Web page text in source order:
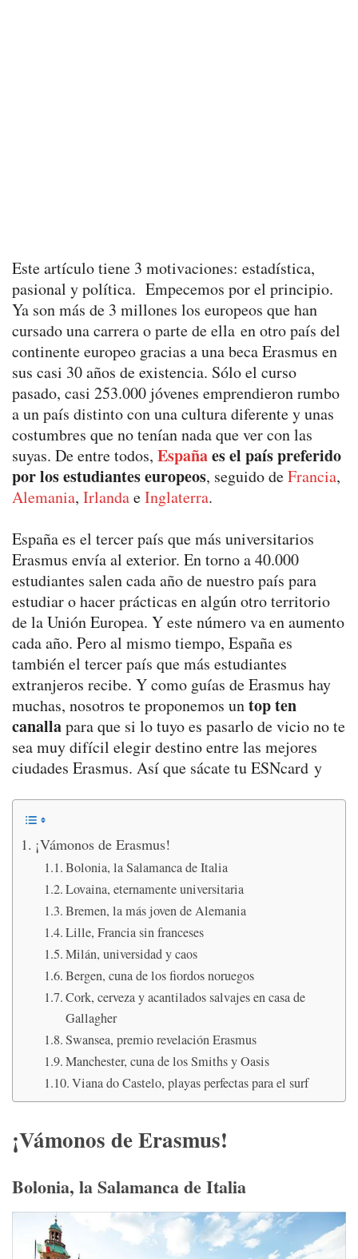
Este artículo tiene 3 motivaciones: estadística,
pasional y política. Empecemos por el principio.
Ya son más de 3 millones los europeos que han
cursado una carrera o parte de ella en otro país del
continente europeo gracias a una beca Erasmus en
sus casi 30 años de existencia. Sólo el curso
pasado, casi 253.000 jóvenes emprendieron rumbo
a un país distinto con una cultura diferente y unas
costumbres que no tenían nada que ver con las
suyas. De entre todos, Españaes el país preferido
por los estudiantes europeos, seguido deFrancia,
Alemania, IrlandaeInglaterra.
España es el tercer país que más universitarios
Erasmus envía al exterior. En torno a 40.000
estudiantes salen cada año de nuestro país para
estudiar o hacer prácticas en algún otro territorio
de la Unión Europea. Y este número va en aumento
cada año. Pero al mismo tiempo, España es
también el tercer país que más estudiantes
extranjeros recibe. Y como guías de Erasmus hay
muchas, nosotros te proponemos untop ten
canallapara que si lo tuyo es pasarlo de vicio no te
sea muy difícil elegir destino entre las mejores
ciudades Erasmus. Así que sácate tu ESNcard y
¡Vámonos de Erasmus!
Bolonia, la Salamanca de Italia
Lovaina, eternamente universitaria
Bremen, la más joven de Alemania
Lille, Francia sin franceses
Milán, universidad y caos
Bergen, cuna de los fiordos noruegos
Cork, cerveza y acantilados salvajes en casa de
Gallagher
Swansea, premio revelación Erasmus
Manchester, cuna de los Smiths y Oasis
Viana do Castelo, playas perfectas para el surf
¡Vámonos de Erasmus!
Bolonia, la Salamanca de Italia